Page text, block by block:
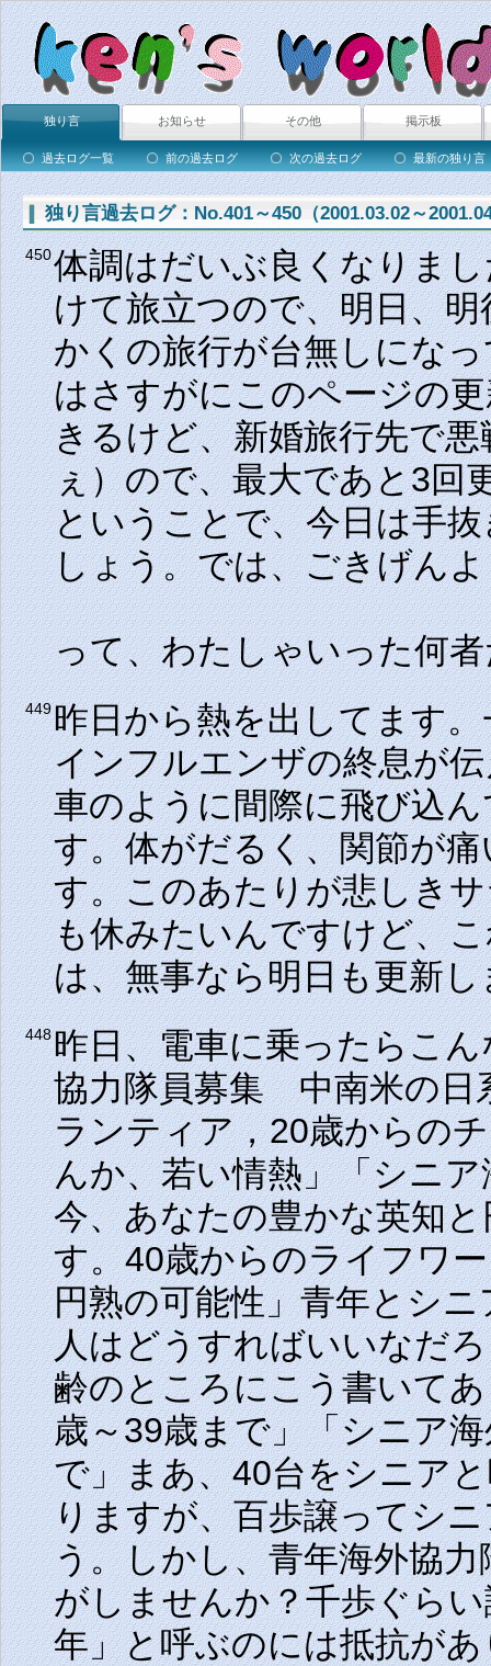
独り言 お知らせ その他 掲示板
過去ログ一覧 前の過去ログ 次の過去ログ 最新の独り言
独り言過去ログ：No.401～450（2001.03.02～
450体調はだいぶ良くなりま
けて旅立つので、明日、
かくの旅行が台無しにな
はさすがにこのページの
きるけど、新婚旅行先で
ぇ）ので、最大であと3回
ということで、今日は手
しょう。では、ごきげん
って、わたしゃいった何
449昨日から熱を出してます
インフルエンザの終息が
車のように間際に飛び込
す。体がだるく、関節が
す。このあたりが悲しき
も休みたいんですけど、
は、無事なら明日も更新し
448昨日、電車に乗ったらこ
協力隊員募集 中南米の日
ランティア，20歳からの
んか、若い情熱」「シニ
今、あなたの豊かな英知
す。40歳からのライフワ
円熟の可能性」青年とシ
人はどうすればいいなだ
齢のところにこう書いて
歳～39歳まで」「シニア
で」まあ、40台をシニア
りますが、百歩譲ってシ
う。しかし、青年海外協
がしませんか？千歩ぐら
年」と呼ぶのには抵抗が